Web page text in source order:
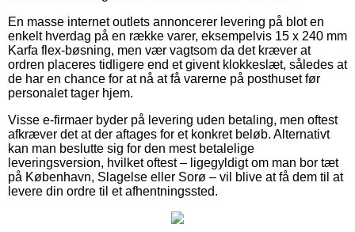
En masse internet outlets annoncerer levering på blot en
enkelt hverdag på en række varer, eksempelvis 15 x 240 mm
Karfa flex-bøsning, men vær vagtsom da det kræver at
ordren placeres tidligere end et givent klokkeslæt, således at
de har en chance for at nå at få varerne på posthuset før
personalet tager hjem.
Visse e-firmaer byder på levering uden betaling, men oftest
afkræver det at der aftages for et konkret beløb. Alternativt
kan man beslutte sig for den mest betalelige
leveringsversion, hvilket oftest – ligegyldigt om man bor tæt
på København, Slagelse eller Sorø – vil blive at få dem til at
levere din ordre til et afhentningssted.